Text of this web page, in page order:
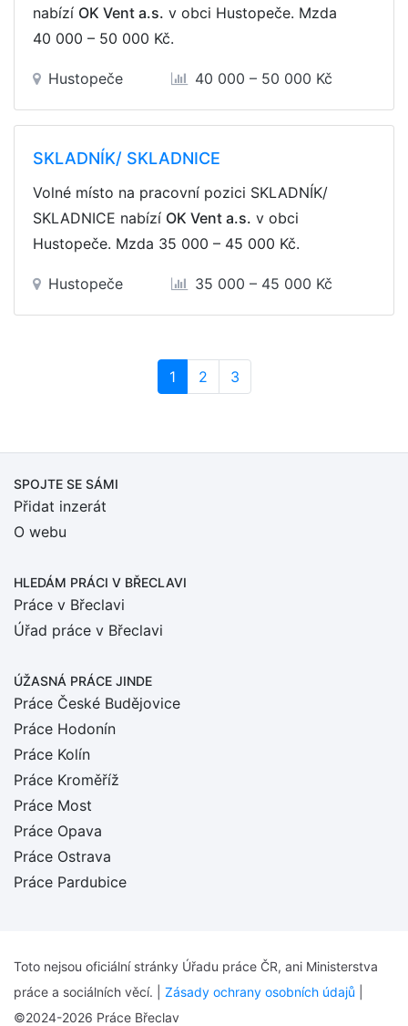
nabízí OK Vent a.s. v obci Hustopeče. Mzda
40 000 – 50 000 Kč.
Hustopeče 40 000 – 50 000 Kč
SKLADNÍK/ SKLADNICE
Volné místo na pracovní pozici SKLADNÍK/
SKLADNICE nabízí OK Vent a.s. v obci
Hustopeče. Mzda 35 000 – 45 000 Kč.
Hustopeče 35 000 – 45 000 Kč
1(current)
2 3
SPOJTE SE SÁMI
Přidat inzerát
O webu
HLEDÁM PRÁCI V BŘECLAVI
Práce v Břeclavi
Úřad práce v Břeclavi
ÚŽASNÁ PRÁCE JINDE
Práce České Budějovice
Práce Hodonín
Práce Kolín
Práce Kroměříž
Práce Most
Práce Opava
Práce Ostrava
Práce Pardubice
Toto nejsou oficiální stránky Úřadu práce ČR, ani Ministerstva
práce a sociálních věcí. | Zásady ochrany osobních údajů
©2024-2026 Práce Břeclav